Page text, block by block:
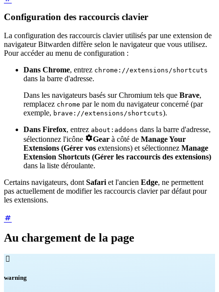
Configuration des raccourcis clavier
La configuration des raccourcis clavier utilisés par une extension de
navigateur Bitwarden diffère selon le navigateur que vous utilisez.
Pour accéder au menu de configuration :
Dans Chrome, entrez chrome://extensions/shortcuts
dans la barre d'adresse.
Dans les navigateurs basés sur Chromium tels que Brave,
remplacez chrome par le nom du navigateur concerné (par
exemple, brave://extensions/shortcuts).
Dans Firefox, entrez about:addons dans la barre d'adresse,
sélectionnez l'icône Gear à côté de Manage Your
Extensions (Gérer vos extensions) et sélectionnez Manage
Extension Shortcuts (Gérer les raccourcis des extensions)
dans la liste déroulante.
Certains navigateurs, dont Safari et l'ancien Edge, ne permettent
pas actuellement de modifier les raccourcis clavier par défaut pour
les extensions.
Au chargement de la page

warning